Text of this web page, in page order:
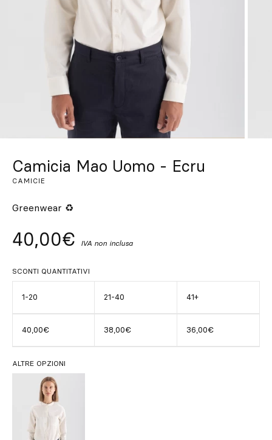
Lasciati ispirare
ES FR
Camicia Mao Uomo - Ecru
CAMICIE
Greenwear ♻
40,00€ IVA non inclusa
SCONTI QUANTITATIVI
1-20 21-40 41+
40,00€ 38,00€ 36,00€
ALTRE OPZIONI